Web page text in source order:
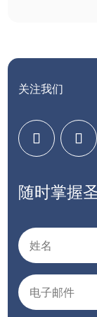
关注我们
随时掌握